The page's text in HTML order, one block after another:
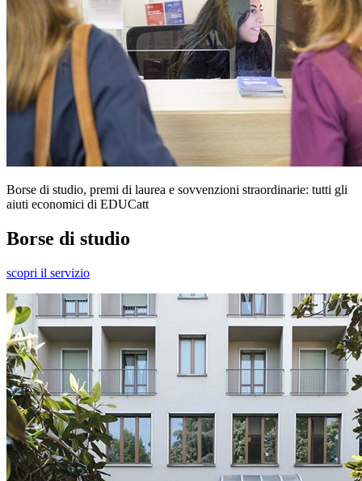
Borse di studio, premi di laurea e sovvenzioni straordinarie: tutti gli
aiuti economici di EDUCatt
Borse di studio
scopri il servizio